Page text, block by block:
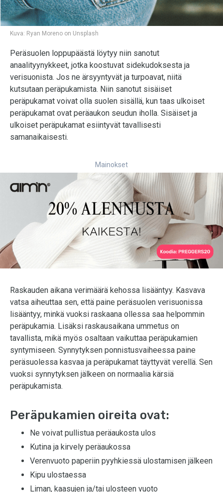
Kuva: Ryan Moreno on Unsplash
Peräsuolen loppupäästä löytyy niin sanotut
anaalityynykkeet, jotka koostuvat sidekudoksesta ja
verisuonista. Jos ne ärsyyntyvät ja turpoavat, niitä
kutsutaan peräpukamista. Niin sanotut sisäiset
peräpukamat voivat olla suolen sisällä, kun taas ulkoiset
peräpukamat ovat peräaukon seudun iholla. Sisäiset ja
ulkoiset peräpukamat esiintyvät tavallisesti
samanaikaisesti.
Mainokset
Raskauden aikana verimäärä kehossa lisääntyy. Kasvava
vatsa aiheuttaa sen, että paine peräsuolen verisuonissa
lisääntyy, minkä vuoksi raskaana ollessa saa helpommin
peräpukamia. Lisäksi raskausaikana ummetus on
tavallista, mikä myös osaltaan vaikuttaa peräpukamien
syntymiseen. Synnytyksen ponnistusvaiheessa paine
peräsuolessa kasvaa ja peräpukamat täyttyvät verellä. Sen
vuoksi synnytyksen jälkeen on normaalia kärsiä
peräpukamista.
Peräpukamien oireita ovat:
Ne voivat pullistua peräaukosta ulos
Kutina ja kirvely peräaukossa
Verenvuoto paperiin pyyhkiessä ulostamisen jälkeen
Kipu ulostaessa
Liman, kaasujen ja/tai ulosteen vuoto